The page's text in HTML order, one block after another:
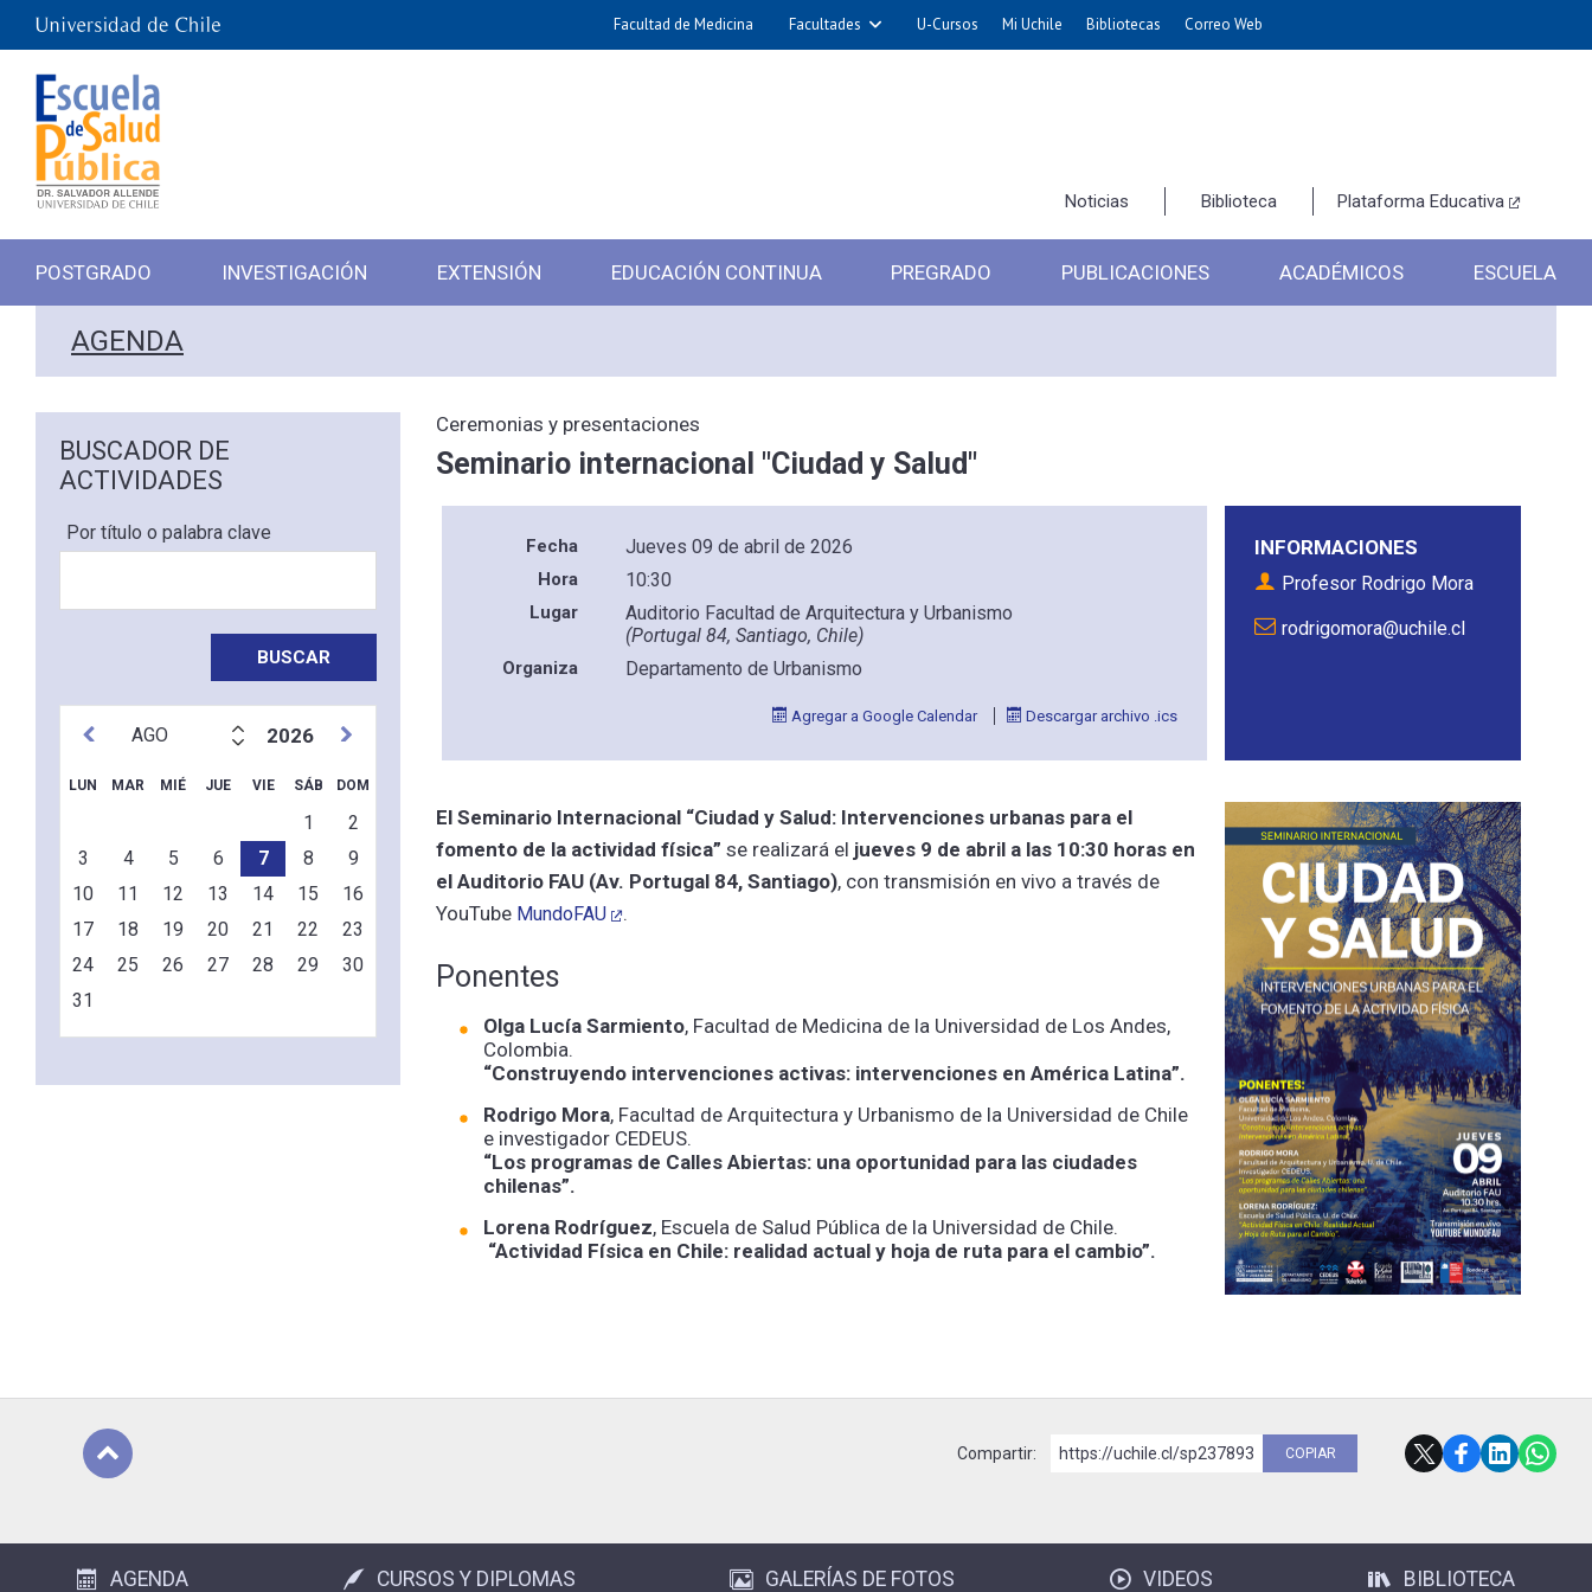
Facultad de Medicina Facultades U-Cursos Mi Uchile Bibliotecas Correo Web
Noticias Biblioteca Plataforma Educativa
POSTGRADO INVESTIGACIÓN EXTENSIÓN EDUCACIÓN CONTINUA PREGRADO PUBLICACIONES ACADÉMICOS ESCUELA
AGENDA
BUSCADOR DE
ACTIVIDADES
Por título o palabra clave
2026
LUN MAR MIÉ JUE VIE SÁB DOM
1
2
3
4 5 6 7 8
9
10
11 12 13 14 15
16
17
18 19 20 21 22
23
24
25 26 27 28 29
30
31
Ceremonias y presentaciones
Seminario internacional "Ciudad y Salud"
INFORMACIONES
Profesor Rodrigo Mora
rodrigomora@uchile.cl
Fecha Jueves 09 de abril de 2026
Hora 10:30
Lugar
Auditorio Facultad de Arquitectura y Urbanismo
(Portugal 84, Santiago, Chile)
Organiza Departamento de Urbanismo
Agregar a Google Calendar Descargar archivo .ics
El Seminario Internacional “Ciudad y Salud: Intervenciones urbanas para el
fomento de la actividad física” se realizará el jueves 9 de abril a las 10:30 horas en
el Auditorio FAU (Av. Portugal 84, Santiago), con transmisión en vivo a través de
YouTube MundoFAU .
Ponentes
Olga Lucía Sarmiento, Facultad de Medicina de la Universidad de Los Andes,
Colombia.
“Construyendo intervenciones activas: intervenciones en América Latina”.
Rodrigo Mora, Facultad de Arquitectura y Urbanismo de la Universidad de Chile
e investigador CEDEUS.
“Los programas de Calles Abiertas: una oportunidad para las ciudades
chilenas”.
Lorena Rodríguez, Escuela de Salud Pública de la Universidad de Chile.
“Actividad Física en Chile: realidad actual y hoja de ruta para el cambio”.
Compartir: https://uchile.cl/sp237893 COPIAR
AGENDA CURSOS Y DIPLOMAS GALERÍAS DE FOTOS VIDEOS BIBLIOTECA